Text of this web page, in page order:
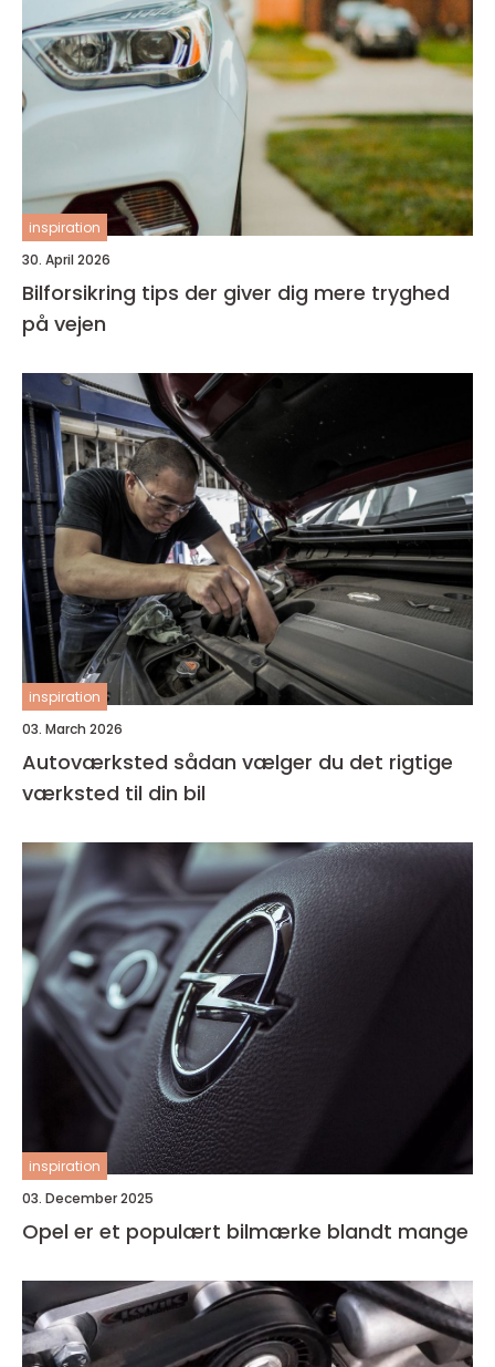
inspiration
30. April 2026
Bilforsikring tips der giver dig mere tryghed
på vejen
inspiration
03. March 2026
Autoværksted sådan vælger du det rigtige
værksted til din bil
inspiration
03. December 2025
Opel er et populært bilmærke blandt mange